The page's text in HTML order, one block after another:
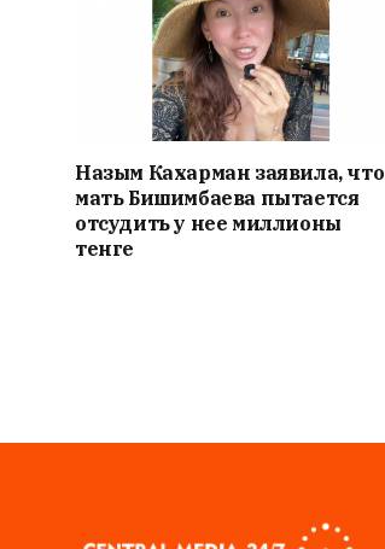
Назым Кахарман заявила, что
мать Бишимбаева пытается
отсудить у нее миллионы
тенге